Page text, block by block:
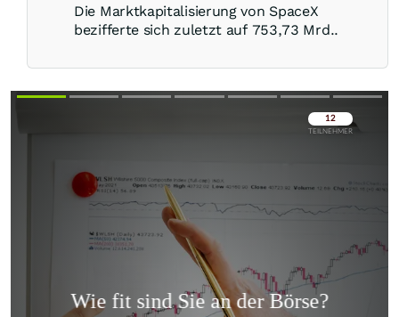
Die Marktkapitalisierung von SpaceX
bezifferte sich zuletzt auf 753,73 Mrd..
Überspringen